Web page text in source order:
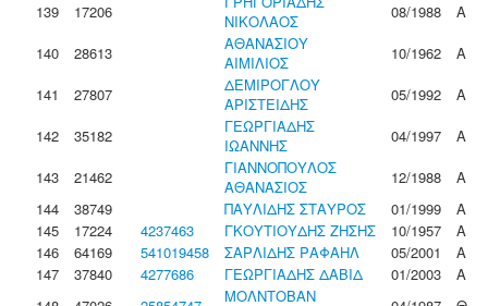
139
17206
ΝΙΚΟΛΑΟΣ
08/1988
Α
140
28613
ΑΘΑΝΑΣΙΟΥ
ΑΙΜΙΛΙΟΣ
10/1962
Α
141
27807
ΔΕΜΙΡΟΓΛΟΥ
ΑΡΙΣΤΕΙΔΗΣ
05/1992
Α
142
35182
ΓΕΩΡΓΙΑΔΗΣ
ΙΩΑΝΝΗΣ
04/1997
Α
143
21462
ΓΙΑΝΝΟΠΟΥΛΟΣ
ΑΘΑΝΑΣΙΟΣ
12/1988
Α
144
38749 ΠΑΥΛΙΔΗΣ ΣΤΑΥΡΟΣ 01/1999
Α
145
17224 4237463 ΓΚΟΥΤΙΟΥΔΗΣ ΖΗΣΗΣ 10/1957
Α
146
64169 541019458 ΣΑΡΛΙΔΗΣ ΡΑΦΑΗΛ 05/2001
Α
147
37840 4277686 ΓΕΩΡΓΙΑΔΗΣ ΔΑΒΙΔ 01/2003
Α
ΜΟΛΝΤΟΒΑΝ